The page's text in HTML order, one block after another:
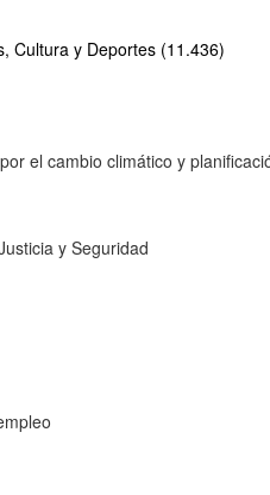
Cultura y Deportes (11.436)
el cambio climático y
y Seguridad